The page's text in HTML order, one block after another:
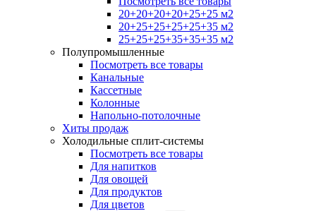
20+20+20+20+25+25 м2
20+25+25+25+25+35 м2
25+25+25+35+35+35 м2
Полупромышленные
Посмотреть все товары
Канальные
Кассетные
Колонные
Напольно-потолочные
Хиты продаж
Холодильные сплит-системы
Посмотреть все товары
Для напитков
Для овощей
Для продуктов
Для цветов